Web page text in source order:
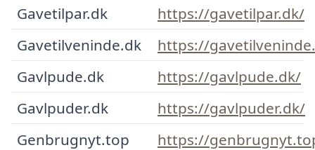
Gavetilpar.dk
https://gavetilpar.dk/
Gavetilveninde.dk
https://
Gavlpude.dk
https://gavlpude.dk/
Gavlpuder.dk
https://gavlpuder.dk/
Genbrugnyt.top
https://